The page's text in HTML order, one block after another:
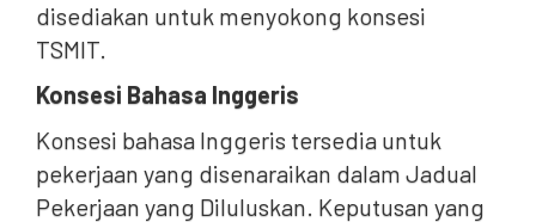
disediakan untuk menyokong konsesi
TSMIT.
Konsesi Bahasa Inggeris
Konsesi bahasa Inggeris tersedia untuk
pekerjaan yang disenaraikan dalam Jadual
Pekerjaan yang Diluluskan. Keputusan yang